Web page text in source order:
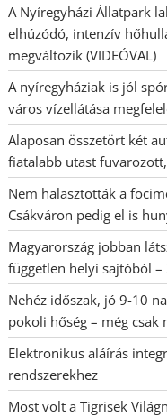
A Nyíregyházi Állatpark
elhúzódó, intenzív
megváltozik (VIDEÓVAL)
A nyíregyháziak is jól
város vízellátása
Alaposan összetört két
fiatalabb utast
Nem halasztották a
Csákváron pedig el is
Magyarország jobban
független helyi sajtóból
Nehéz időszak, jó 9-10
pokoli hőség – még csak
Elektronikus aláírás
rendszerekhez
Most volt a Tigrisek